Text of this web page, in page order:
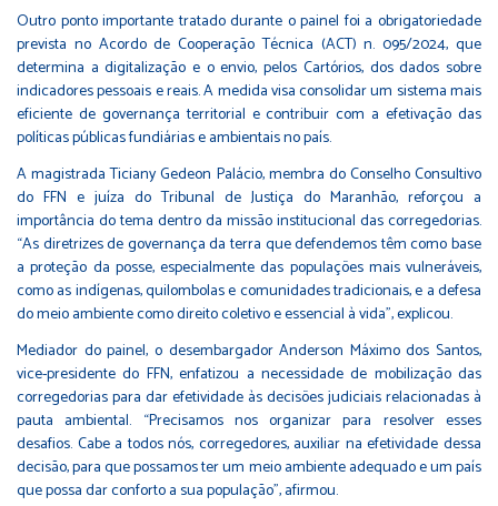
Outro ponto importante tratado durante o painel foi a obrigatoriedade
prevista no Acordo de Cooperação Técnica (ACT) n. 095/2024, que
determina a digitalização e o envio, pelos Cartórios, dos dados sobre
indicadores pessoais e reais. A medida visa consolidar um sistema mais
eficiente de governança territorial e contribuir com a efetivação das
políticas públicas fundiárias e ambientais no país.
A magistrada Ticiany Gedeon Palácio, membra do Conselho Consultivo
do FFN e juíza do Tribunal de Justiça do Maranhão, reforçou a
importância do tema dentro da missão institucional das corregedorias.
“As diretrizes de governança da terra que defendemos têm como base
a proteção da posse, especialmente das populações mais vulneráveis,
como as indígenas, quilombolas e comunidades tradicionais, e a defesa
do meio ambiente como direito coletivo e essencial à vida”, explicou.
Mediador do painel, o desembargador Anderson Máximo dos Santos,
vice-presidente do FFN, enfatizou a necessidade de mobilização das
corregedorias para dar efetividade às decisões judiciais relacionadas à
pauta ambiental. “Precisamos nos organizar para resolver esses
desafios. Cabe a todos nós, corregedores, auxiliar na efetividade dessa
decisão, para que possamos ter um meio ambiente adequado e um país
que possa dar conforto a sua população”, afirmou.